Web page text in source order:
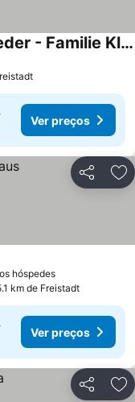
Urlaub am Bauernhof Wenigeder - Familie Klopf
Ver preços
Partilhar
hóspedes
km de Freistadt
Ver preços
Partilhar